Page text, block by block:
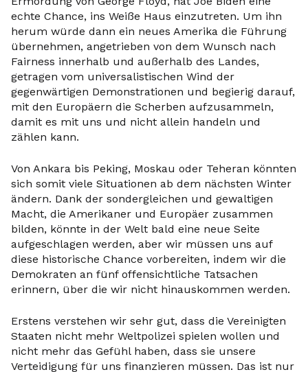
echte Chance, ins Weiße Haus einzutreten. Um ihn
herum würde dann ein neues Amerika die Führung
übernehmen, angetrieben von dem Wunsch nach
Fairness innerhalb und außerhalb des Landes,
getragen vom universalistischen Wind der
gegenwärtigen Demonstrationen und begierig darauf,
mit den Europäern die Scherben aufzusammeln,
damit es mit uns und nicht allein handeln und
zählen kann.
Von Ankara bis Peking, Moskau oder Teheran könnten
sich somit viele Situationen ab dem nächsten Winter
ändern. Dank der sondergleichen und gewaltigen
Macht, die Amerikaner und Europäer zusammen
bilden, könnte in der Welt bald eine neue Seite
aufgeschlagen werden, aber wir müssen uns auf
diese historische Chance vorbereiten, indem wir die
Demokraten an fünf offensichtliche Tatsachen
erinnern, über die wir nicht hinauskommen werden.
Erstens verstehen wir sehr gut, dass die Vereinigten
Staaten nicht mehr Weltpolizei spielen wollen und
nicht mehr das Gefühl haben, dass sie unsere
Verteidigung für uns finanzieren müssen. Das ist nur